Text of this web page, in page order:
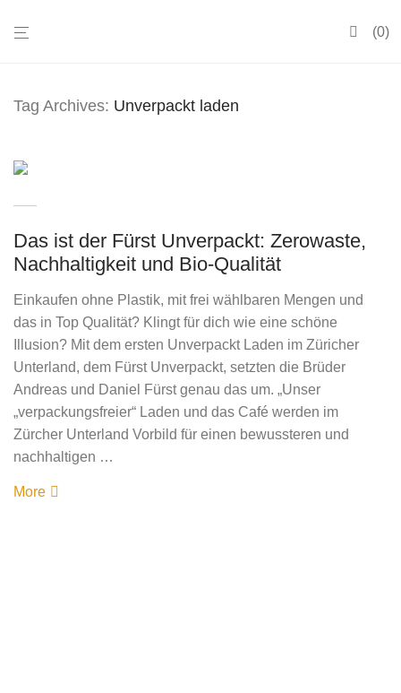
0
Tag Archives: Unverpackt laden
Das ist der Fürst Unverpackt: Zerowaste,
Nachhaltigkeit und Bio-Qualität
Einkaufen ohne Plastik, mit frei wählbaren Mengen und
das in Top Qualität? Klingt für dich wie eine schöne
Illusion? Mit dem ersten Unverpackt Laden im Züricher
Unterland, dem Fürst Unverpackt, setzten die Brüder
Andreas und Daniel Fürst genau das um. „Unser
„verpackungsfreier“ Laden und das Café werden im
Zürcher Unterland Vorbild für einen bewussteren und
nachhaltigen …
More